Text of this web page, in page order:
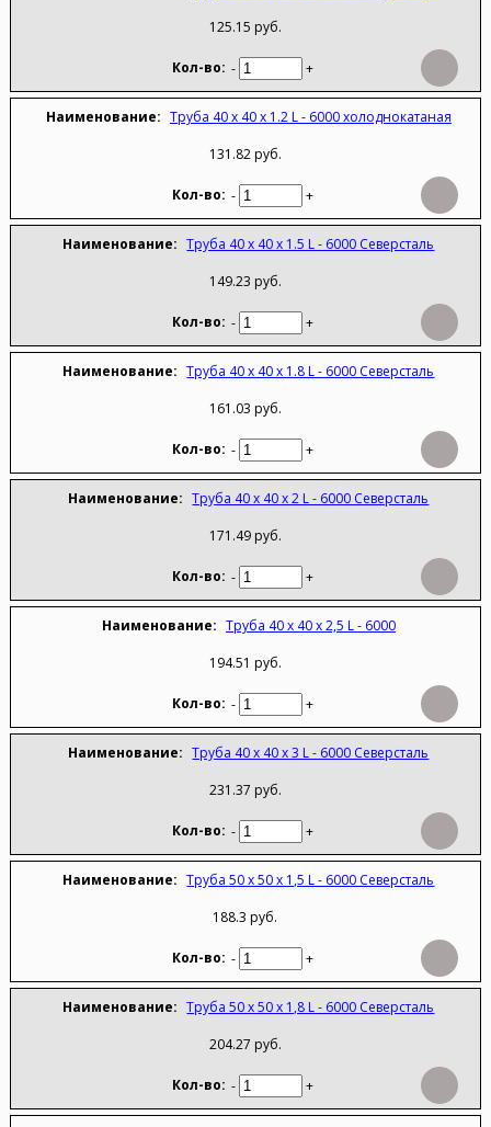
125.15 руб.
- +
Труба 40 х 40 х 1.2 L - 6000 холоднокатаная
131.82 руб.
- +
Труба 40 х 40 х 1.5 L - 6000 Северсталь
149.23 руб.
- +
Труба 40 х 40 х 1.8 L - 6000 Северсталь
161.03 руб.
- +
Труба 40 х 40 х 2 L - 6000 Северсталь
171.49 руб.
- +
Труба 40 х 40 х 2,5 L - 6000
194.51 руб.
- +
Труба 40 х 40 х 3 L - 6000 Северсталь
231.37 руб.
- +
Труба 50 х 50 х 1,5 L - 6000 Северсталь
188.3 руб.
- +
Труба 50 х 50 х 1,8 L - 6000 Северсталь
204.27 руб.
- +